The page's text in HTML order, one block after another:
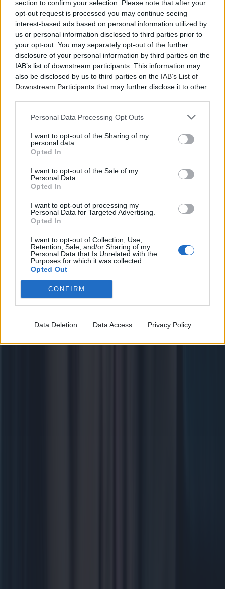
section to confirm your selection. Please note that after your
opt-out request is processed you may continue seeing
interest-based ads based on personal information utilized by
us or personal information disclosed to third parties prior to
your opt-out. You may separately opt-out of the further
disclosure of your personal information by third parties on the
IAB’s list of downstream participants. This information may
also be disclosed by us to third parties on the IAB’s List of
Downstream Participants that may further disclose it to other
Personal Data Processing Opt Outs
I want to opt-out of the Sharing of my
personal data.
Opted In
I want to opt-out of the Sale of my
Personal Data.
Opted In
I want to opt-out of processing my
Personal Data for Targeted Advertising.
Opted In
I want to opt-out of Collection, Use,
Retention, Sale, and/or Sharing of my
Personal Data that Is Unrelated with the
Purposes for which it was collected.
Opted Out
CONFIRM
Data Deletion Data Access Privacy Policy